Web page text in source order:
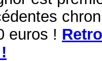
euros !